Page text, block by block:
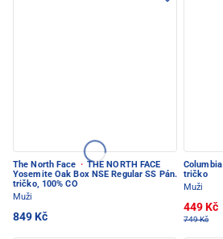
The North Face · THE NORTH FACE
Yosemite Oak Box NSE Regular SS Pán.
tričko, 100% CO
Muži
849 Kč
Columbia
tričko
Muži
449 Kč
749 Kč